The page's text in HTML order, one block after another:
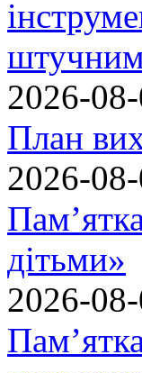
штучним
2026-
План
2026-
дітьми»
2026-